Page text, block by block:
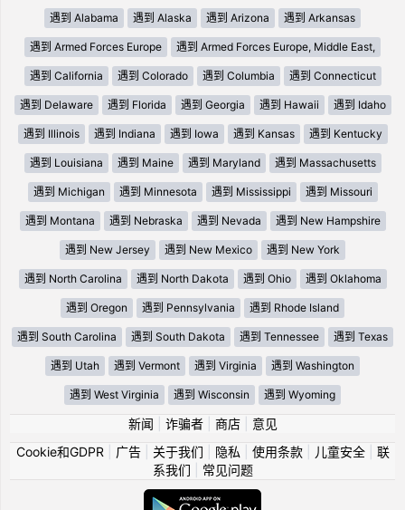
遇到 Alabama 遇到 Alaska 遇到 Arizona 遇到 Arkansas
遇到 Armed Forces Europe 遇到 Armed Forces Europe, Middle East,
遇到 California 遇到 Colorado 遇到 Columbia 遇到 Connecticut
遇到 Delaware 遇到 Florida 遇到 Georgia 遇到 Hawaii 遇到 Idaho
遇到 Illinois 遇到 Indiana 遇到 Iowa 遇到 Kansas 遇到 Kentucky
遇到 Louisiana 遇到 Maine 遇到 Maryland 遇到 Massachusetts
遇到 Michigan 遇到 Minnesota 遇到 Mississippi 遇到 Missouri
遇到 Montana 遇到 Nebraska 遇到 Nevada 遇到 New Hampshire
遇到 New Jersey 遇到 New Mexico 遇到 New York
遇到 North Carolina 遇到 North Dakota 遇到 Ohio 遇到 Oklahoma
遇到 Oregon 遇到 Pennsylvania 遇到 Rhode Island
遇到 South Carolina 遇到 South Dakota 遇到 Tennessee 遇到 Texas
遇到 Utah 遇到 Vermont 遇到 Virginia 遇到 Washington
遇到 West Virginia 遇到 Wisconsin 遇到 Wyoming
新闻 诈骗者| 商店| 意见
Cookie和GDPR
广告| 关于我们 隐私 使用条款| 儿童安全| 联
系我们
常见问题